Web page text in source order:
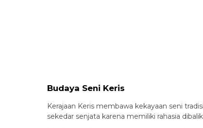
Budaya Seni Keris
Kerajaan Keris membawa kekayaan seni
sekedar senjata karena memiliki rahasia